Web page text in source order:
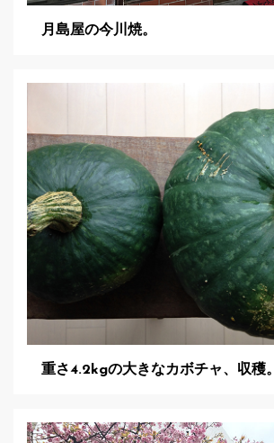
月島屋の今川焼。
重さ4.2kgの大きなカボチャ、収穫。